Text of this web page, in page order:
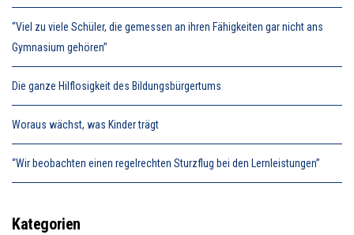
“Viel zu viele Schüler, die gemessen an ihren Fähigkeiten gar nicht ans
Gymnasium gehören”
Die ganze Hilflosigkeit des Bildungsbürgertums
Woraus wächst, was Kinder trägt
“Wir beobachten einen regelrechten Sturzflug bei den Lernleistungen”
Kategorien